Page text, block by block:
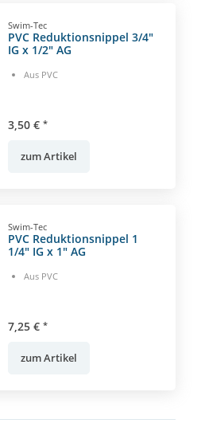
Swim-Tec
PVC Reduktionsnippel 3/4"
IG x 1/2" AG
Aus PVC
3,50 € *
zum Artikel
Swim-Tec
PVC Reduktionsnippel 1
1/4" IG x 1" AG
Aus PVC
7,25 € *
zum Artikel